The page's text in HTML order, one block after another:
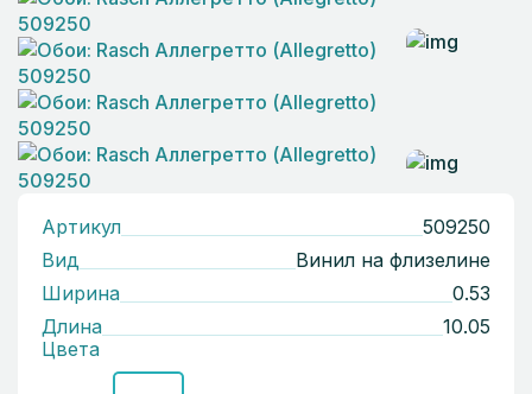
Артикул
509250
Вид
Винил на флизелине
Ширина
0.53
Длина
10.05
Цвета